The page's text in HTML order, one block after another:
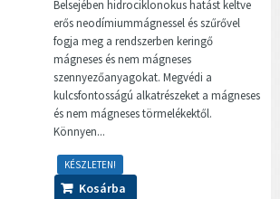
Belsejében hidrociklonokus hatást keltve
erős neodímiummágnessel és szűrővel
fogja meg a rendszerben keringő
mágneses és nem mágneses
szennyezőanyagokat. Megvédi a
kulcsfontosságú alkatrészeket a mágneses
és nem mágneses törmelékektől.
Könnyen...
KÉSZLETEN!
Kosárba